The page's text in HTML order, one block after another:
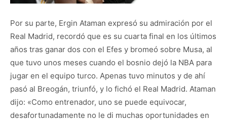
Por su parte, Ergin Ataman expresó su admiración por el
Real Madrid, recordó que es su cuarta final en los últimos
años tras ganar dos con el Efes y bromeó sobre Musa, al
que tuvo unos meses cuando el bosnio dejó la NBA para
jugar en el equipo turco. Apenas tuvo minutos y de ahí
pasó al Breogán, triunfó, y lo fichó el Real Madrid. Ataman
dijo: «Como entrenador, uno se puede equivocar,
desafortunadamente no le di muchas oportunidades en